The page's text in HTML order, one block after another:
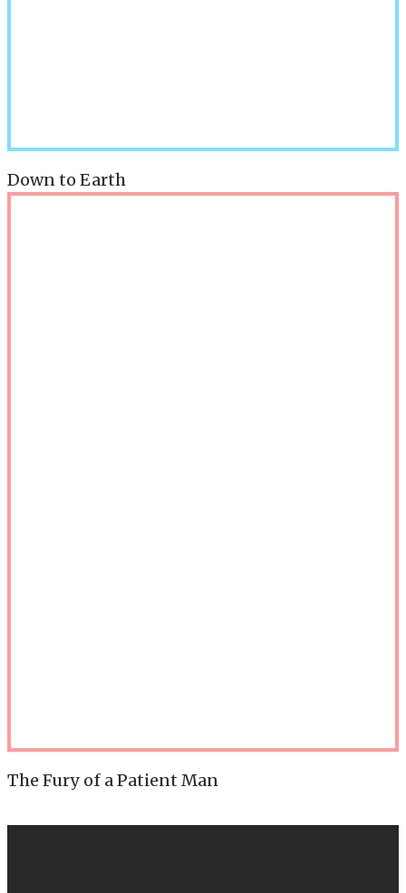
Down to Earth
The Fury of a Patient Man